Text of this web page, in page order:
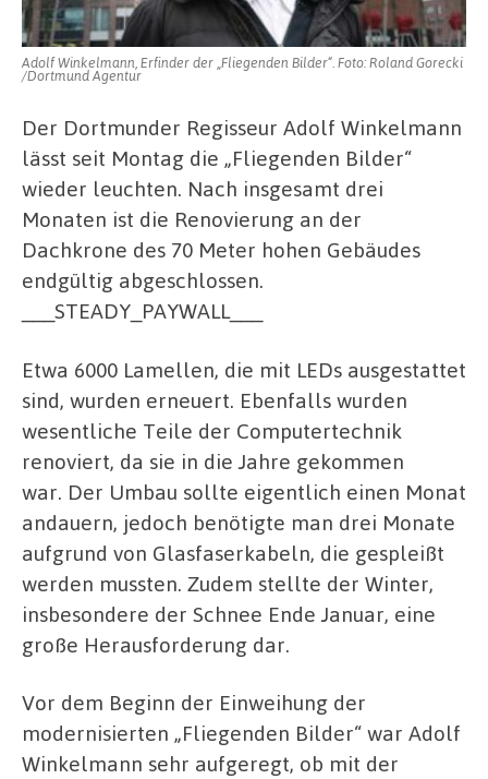
Adolf Winkelmann, Erfinder der „Fliegenden Bilder“. Foto: Roland Gorecki
/Dortmund Agentur
Der Dortmunder Regisseur Adolf Winkelmann
lässt seit Montag die „Fliegenden Bilder“
wieder leuchten. Nach insgesamt drei
Monaten ist die Renovierung an der
Dachkrone des 70 Meter hohen Gebäudes
endgültig abgeschlossen.
___STEADY_PAYWALL___
Etwa 6000 Lamellen, die mit LEDs ausgestattet
sind, wurden erneuert. Ebenfalls wurden
wesentliche Teile der Computertechnik
renoviert, da sie in die Jahre gekommen
war. Der Umbau sollte eigentlich einen Monat
andauern, jedoch benötigte man drei Monate
aufgrund von Glasfaserkabeln, die gespleißt
werden mussten. Zudem stellte der Winter,
insbesondere der Schnee Ende Januar, eine
große Herausforderung dar.
Vor dem Beginn der Einweihung der
modernisierten „Fliegenden Bilder“ war Adolf
Winkelmann sehr aufgeregt, ob mit der